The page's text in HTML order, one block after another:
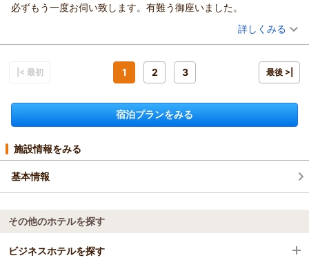
必ずもう一度お伺い致します。有難う御座いました。
（投稿日：2026/04/16）
宿泊時期： 2026年04月宿泊 (夫婦旅行)
宿泊プラン：
◆ 和洋室・夕食コース・スタンダード ◆
宿泊価格帯： 23,001～24,000円(大人一人あたり/税込)
詳しくみる
|< 最初 1 2 3 最後 >|
宿泊プランをみる
施設情報をみる
基本情報
その他のホテルを探す
ビジネスホテルを探す